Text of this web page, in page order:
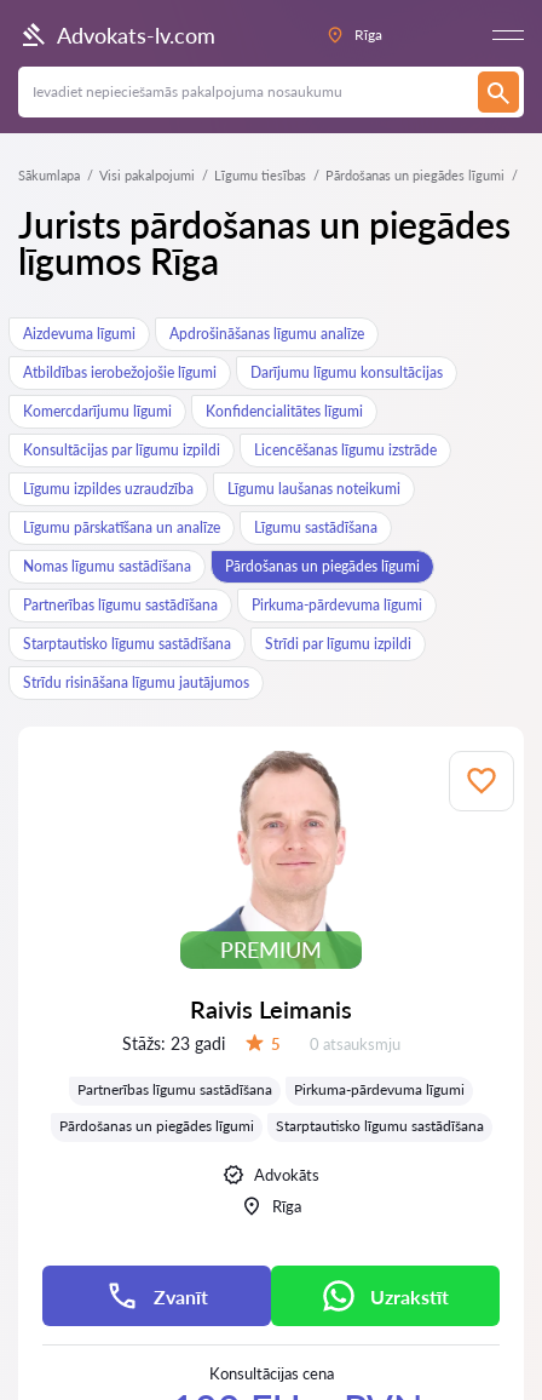
Advokats-lv.com Rīga
Sākumlapa Visi pakalpojumi Līgumu tiesības Pārdošanas un piegādes līgumi
Jurists pārdošanas un piegādes
līgumos Rīga
Aizdevuma līgumi Apdrošināšanas līgumu analīze
Atbildības ierobežojošie līgumi Darījumu līgumu konsultācijas
Komercdarījumu līgumi Konfidencialitātes līgumi
Konsultācijas par līgumu izpildi Licencēšanas līgumu izstrāde
Līgumu izpildes uzraudzība Līgumu laušanas noteikumi
Līgumu pārskatīšana un analīze Līgumu sastādīšana
Nomas līgumu sastādīšana Pārdošanas un piegādes līgumi
Partnerības līgumu sastādīšana Pirkuma-pārdevuma līgumi
Starptautisko līgumu sastādīšana Strīdi par līgumu izpildi
Strīdu risināšana līgumu jautājumos
PREMIUM
Raivis Leimanis
Stāžs: 23 gadi 5 Atsauksmes:
0 atsauksmju
Partnerības līgumu sastādīšana
Pirkuma-pārdevuma līgumi
Pārdošanas un piegādes līgumi
Starptautisko līgumu sastādīšana
Advokāts
Rīga
Zvanīt Uzrakstīt
Konsultācijas cena